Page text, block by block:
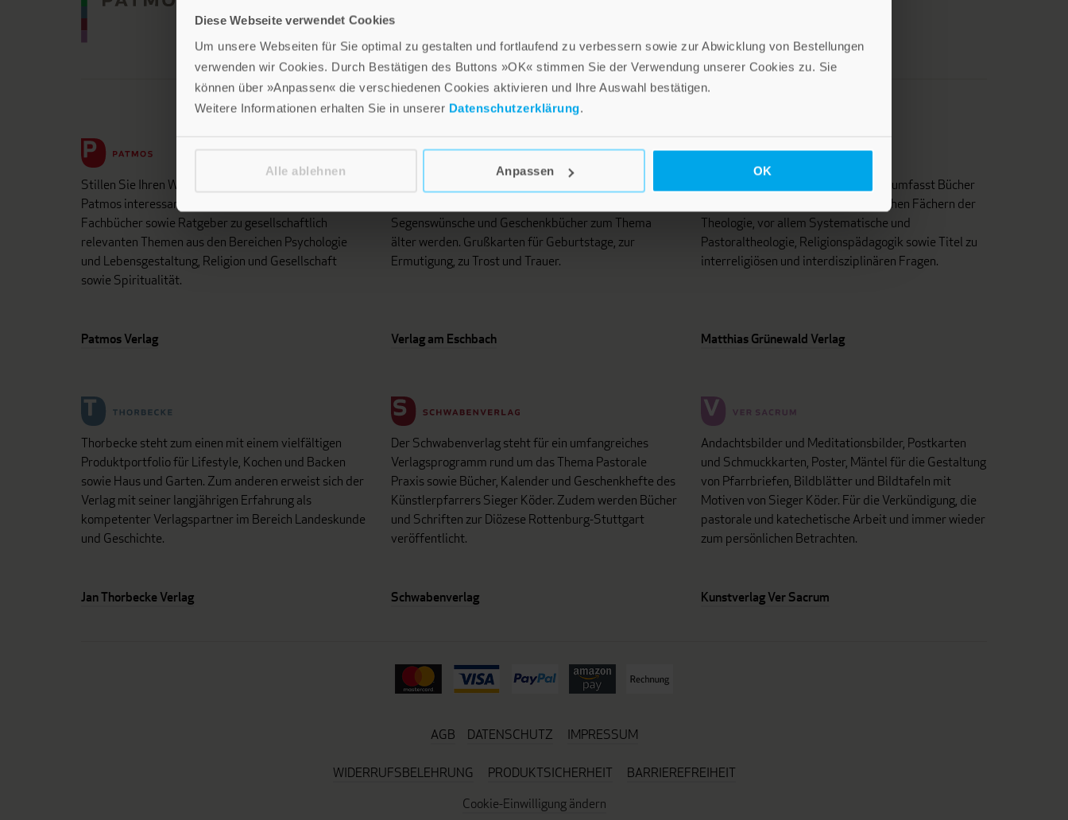
Diese Webseite verwendet Cookies
Um unsere Webseiten für Sie optimal zu gestalten und fortlaufend zu verbessern sowie zur Abwicklung von Bestellungen
verwenden wir Cookies. Durch Bestätigen des Buttons »OK« stimmen Sie der Verwendung unserer Cookies zu. Sie
können über »Anpassen« die verschiedenen Cookies aktivieren und Ihre Auswahl bestätigen.
Weitere Informationen erhalten Sie in unserer Datenschutzerklärung.
Alle ablehnen Anpassen OK
Die Verlage der Verlagsgruppe Patmos
Stillen Sie Ihren Wissensdurst und entdecken Sie bei
Patmos interessante und aufschlussreiche Sach- und
Fachbücher sowie Ratgeber zu gesellschaftlich
relevanten Themen aus den Bereichen Psychologie
und Lebensgestaltung, Religion und Gesellschaft
sowie Spiritualität.
Patmos Verlag
Segenswünsche und Geschenkbücher zum Thema
älter werden. Grußkarten für Geburtstage, zur
Ermutigung, zu Trost und Trauer.
Verlag am Eschbach
Das Programm dieses Fachverlages umfasst Bücher
und Zeitschriften aus unterschiedlichen Fächern der
Theologie, vor allem Systematische und
Pastoraltheologie, Religionspädagogik sowie Titel zu
interreligiösen und interdisziplinären Fragen.
Matthias Grünewald Verlag
Thorbecke steht zum einen mit einem vielfältigen
Produktportfolio für Lifestyle, Kochen und Backen
sowie Haus und Garten. Zum anderen erweist sich der
Verlag mit seiner langjährigen Erfahrung als
kompetenter Verlagspartner im Bereich Landeskunde
und Geschichte.
Jan Thorbecke Verlag
Der Schwabenverlag steht für ein umfangreiches
Verlagsprogramm rund um das Thema Pastorale
Praxis sowie Bücher, Kalender und Geschenkhefte des
Künstlerpfarrers Sieger Köder. Zudem werden Bücher
und Schriften zur Diözese Rottenburg-Stuttgart
veröffentlicht.
Schwabenverlag
Andachtsbilder und Meditationsbilder, Postkarten
und Schmuckkarten, Poster, Mäntel für die Gestaltung
von Pfarrbriefen, Bildblätter und Bildtafeln mit
Motiven von Sieger Köder. Für die Verkündigung, die
pastorale und katechetische Arbeit und immer wieder
zum persönlichen Betrachten.
Kunstverlag Ver Sacrum
AGB DATENSCHUTZ IMPRESSUM
WIDERRUFSBELEHRUNG PRODUKTSICHERHEIT
BARRIEREFREIHEIT
Cookie-Einwilligung ändern